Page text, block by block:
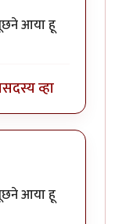
आया हू
सदस्य व्हा
आया हू